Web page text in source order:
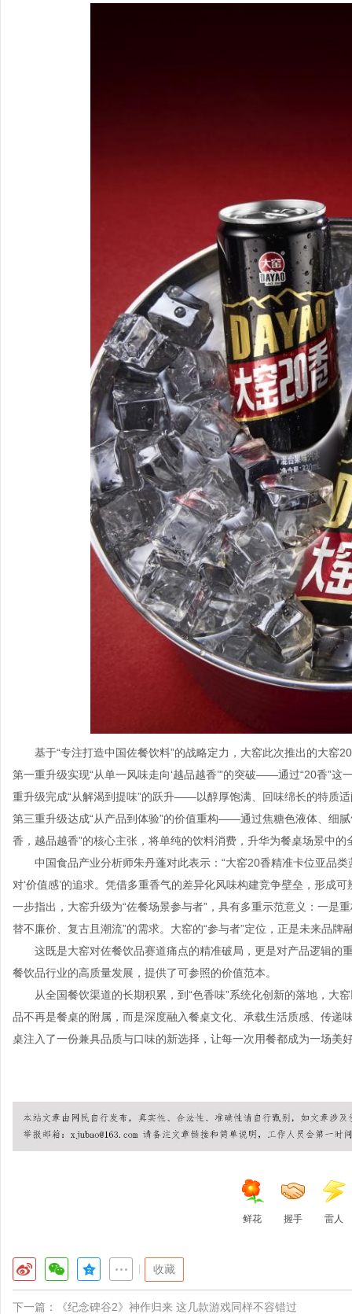
基于“专注打造中国佐餐饮料”的战略定力，大窑此次推出的大窑
第一重升级实现“从单一风味走向‘越品越香’”的突破——通过“20香”
重升级完成“从解渴到提味”的跃升——以醇厚饱满、回味绵长的特质
第三重升级达成“从产品到体验”的价值重构——通过焦糖色液体、细
香，越品越香”的核心主张，将单纯的饮料消费，升华为餐桌场景中的
中国食品产业分析师朱丹蓬对此表示：“大窑20香精准卡位亚品
对‘价值感’的追求。凭借多重香气的差异化风味构建竞争壁垒，形成
一步指出，大窑升级为“佐餐场景参与者”，具有多重示范意义：一是
替不廉价、复古且潮流”的需求。大窑的“参与者”定位，正是未来品
这既是大窑对佐餐饮品赛道痛点的精准破局，更是对产品逻辑的
餐饮品行业的高质量发展，提供了可参照的价值范本。
从全国餐饮渠道的长期积累，到“色香味”系统化创新的落地，大
品不再是餐桌的附属，而是深度融入餐桌文化、承载生活质感、传
桌注入了一份兼具品质与口味的新选择，让每一次用餐都成为一场美
鲜花 握手 雷人
收藏
下一篇： 《纪念碑谷2》神作归来 这几款游戏同样不容错过